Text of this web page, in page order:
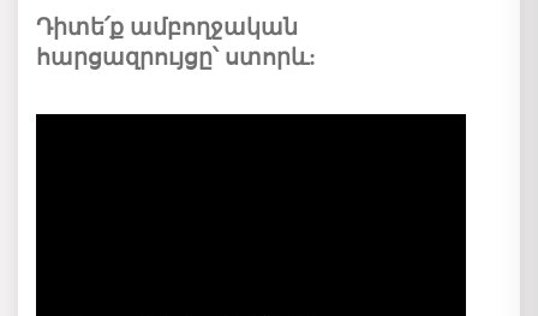
Դիտե՛ք ամբողջական
հարցազրույցը՝ ստորև: